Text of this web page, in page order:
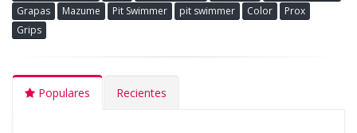
Grapas
Mazume Pit Swimmer pit swimmer Color
Prox
Grips
Populares Recientes